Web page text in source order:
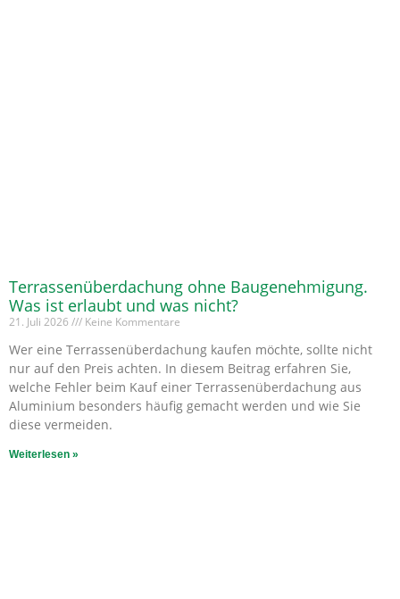
Terrassenüberdachung ohne Baugenehmigung.
Was ist erlaubt und was nicht?
21. Juli 2026 Keine Kommentare
Wer eine Terrassenüberdachung kaufen möchte, sollte nicht
nur auf den Preis achten. In diesem Beitrag erfahren Sie,
welche Fehler beim Kauf einer Terrassenüberdachung aus
Aluminium besonders häufig gemacht werden und wie Sie
diese vermeiden.
Weiterlesen »